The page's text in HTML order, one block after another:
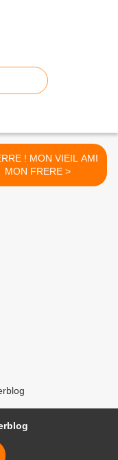
! MON VIEIL AMI
MON FRERE >